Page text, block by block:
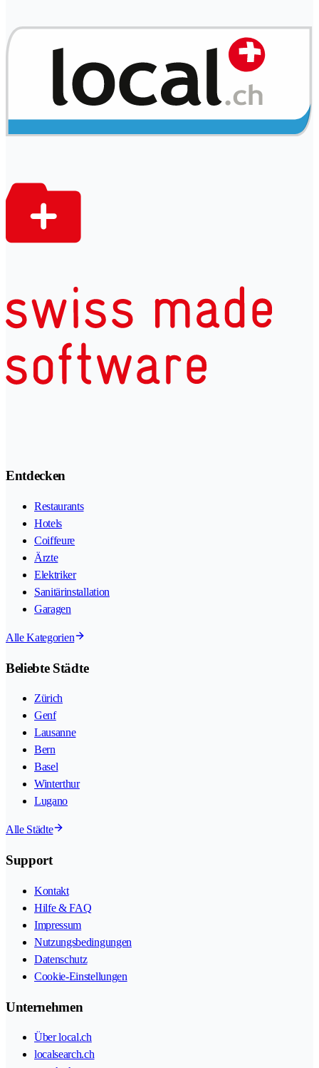
Entdecken
Restaurants
Hotels
Coiffeure
Ärzte
Elektriker
Sanitärinstallation
Garagen
Alle Kategorien
Beliebte Städte
Zürich
Genf
Lausanne
Bern
Basel
Winterthur
Lugano
Alle Städte
Support
Kontakt
Hilfe & FAQ
Impressum
Nutzungsbedingungen
Datenschutz
Cookie-Einstellungen
Unternehmen
Über local.ch
localsearch.ch